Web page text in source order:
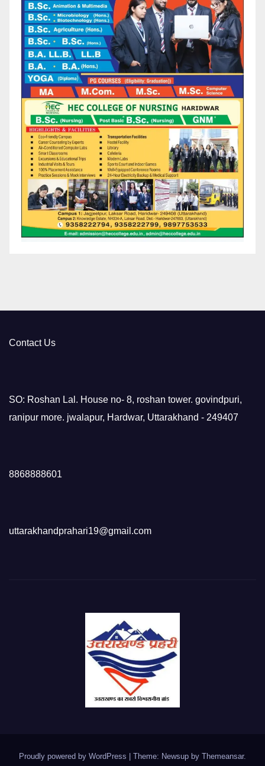
Contact Us
SO: Roshan Lal. House no- 8, roshan tower. govindpuri,
ranipur more. jwalapur, Hardwar, Uttarakhand - 249407
8868888601
uttarakhandprahari19@gmail.com
Proudly powered by WordPress Theme: Newsup by Themeansar.